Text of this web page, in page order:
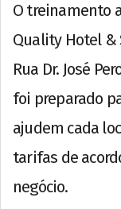
O treinamento
Quality Hotel &
Rua Dr. José
foi preparado
ajudem cada
tarifas de
negócio.